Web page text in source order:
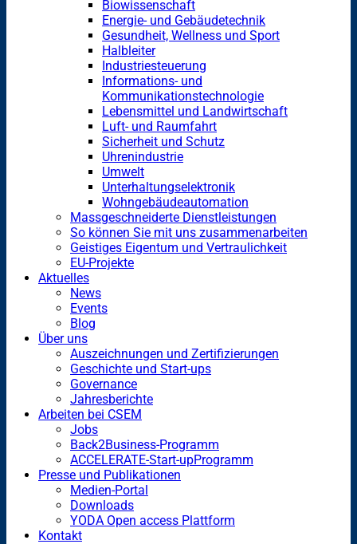
Biowissenschaft
Energie- und Gebäudetechnik
Gesundheit, Wellness und Sport
Halbleiter
Industriesteuerung
Informations- und
Kommunikationstechnologie
Lebensmittel und Landwirtschaft
Luft- und Raumfahrt
Sicherheit und Schutz
Uhrenindustrie
Umwelt
Unterhaltungselektronik
Wohngebäudeautomation
Massgeschneiderte Dienstleistungen
So können Sie mit uns zusammenarbeiten
Geistiges Eigentum und Vertraulichkeit
EU-Projekte
Aktuelles
News
Events
Blog
Über uns
Auszeichnungen und Zertifizierungen
Geschichte und Start-ups
Governance
Jahresberichte
Arbeiten bei CSEM
Jobs
Back2Business-Programm
ACCELERATE-Start-upProgramm
Presse und Publikationen
Medien-Portal
Downloads
YODA Open access Plattform
Kontakt